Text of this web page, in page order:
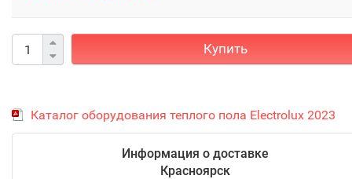
Купить
Каталог оборудования теплого пола Electrolux 2023
Информация о доставке
Красноярск